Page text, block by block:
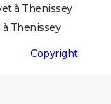
à Thenissey
à Thenissey
Copyright